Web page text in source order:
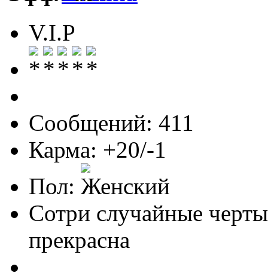
V.I.P
Сообщений: 411
Карма: +20/-1
Пол:
Сотри случайные
прекрасна